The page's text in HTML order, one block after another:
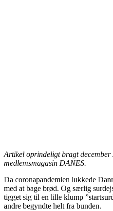
Artikel oprindeligt bragt
medlemsmagasin DANES.
Da corona­pandemien lukkede
med at bage brød. Og sær­lig
tigget sig til en lille klump
andre begyndte helt fra bunden.